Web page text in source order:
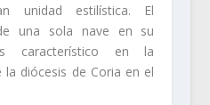
unidad estilística. El
una sola nave en su
característico en la
la diócesis de Coria en el